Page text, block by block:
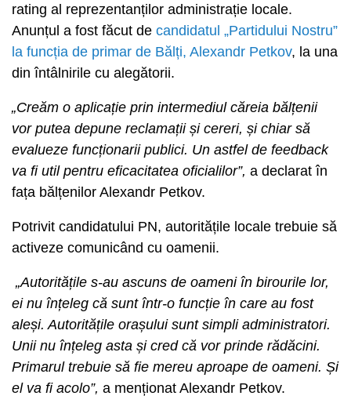
rating al reprezentanților administrație locale.
Anunțul a fost făcut de candidatul „Partidului Nostru”
la funcția de primar de Bălți, Alexandr Petkov, la una
din întâlnirile cu alegătorii.
„Creăm o aplicație prin intermediul căreia bălțenii
vor putea depune reclamații și cereri, și chiar să
evalueze funcționarii publici. Un astfel de feedback
va fi util pentru eficacitatea oficialilor”, a declarat în
fața bălțenilor Alexandr Petkov.
Potrivit candidatului PN, autoritățile locale trebuie să
activeze comunicând cu oamenii.
„Autoritățile s-au ascuns de oameni în birourile lor,
ei nu înțeleg că sunt într-o funcție în care au fost
aleși. Autoritățile orașului sunt simpli administratori.
Unii nu înțeleg asta și cred că vor prinde rădăcini.
Primarul trebuie să fie mereu aproape de oameni. Și
el va fi acolo”, a menționat Alexandr Petkov.